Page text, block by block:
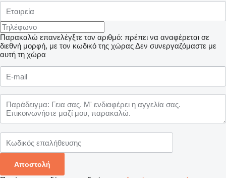
Παρακαλώ επανελέγξτε τον αριθμό: πρέπει να αναφέρεται σε
διεθνή μορφή, με τον κωδικό της χώραςΔεν συνεργαζόμαστε με
αυτή τη χώρα